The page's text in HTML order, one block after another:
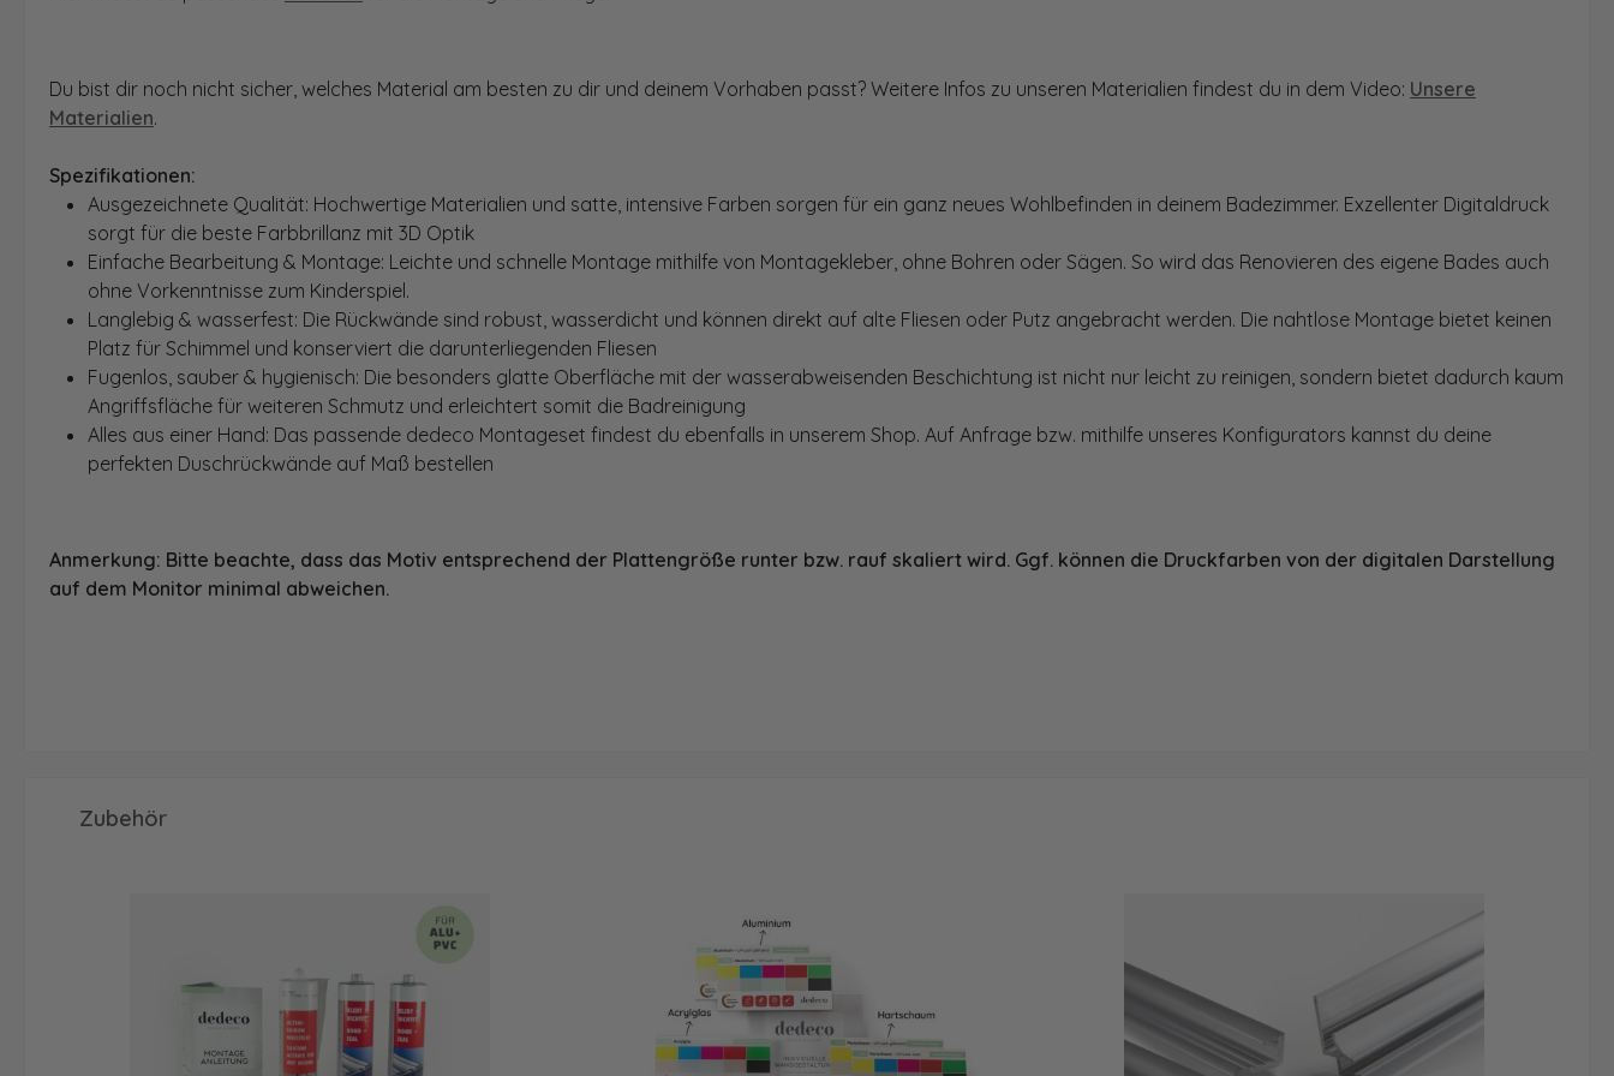
Du bist dir noch nicht sicher, welches Material am besten zu dir und deinem Vorhaben passt? Weitere Infos zu unseren Materialien findest du in dem Video: Unsere
Materialien.
Spezifikationen:
Ausgezeichnete Qualität: Hochwertige Materialien und satte, intensive Farben sorgen für ein ganz neues Wohlbefinden in deinem Badezimmer. Exzellenter Digitaldruck
sorgt für die beste Farbbrillanz mit 3D Optik
Einfache Bearbeitung & Montage: Leichte und schnelle Montage mithilfe von Montagekleber, ohne Bohren oder Sägen. So wird das Renovieren des eigene Bades auch
ohne Vorkenntnisse zum Kinderspiel.
Langlebig & wasserfest: Die Rückwände sind robust, wasserdicht und können direkt auf alte Fliesen oder Putz angebracht werden. Die nahtlose Montage bietet keinen
Platz für Schimmel und konserviert die darunterliegenden Fliesen
Fugenlos, sauber & hygienisch: Die besonders glatte Oberfläche mit der wasserabweisenden Beschichtung ist nicht nur leicht zu reinigen, sondern bietet dadurch kaum
Angriffsfläche für weiteren Schmutz und erleichtert somit die Badreinigung
Alles aus einer Hand: Das passende dedeco Montageset findest du ebenfalls in unserem Shop. Auf Anfrage bzw. mithilfe unseres Konfigurators kannst du deine
perfekten Duschrückwände auf Maß bestellen
Anmerkung: Bitte beachte, dass das Motiv entsprechend der Plattengröße runter bzw. rauf skaliert wird. Ggf. können die Druckfarben von der digitalen Darstellung
auf dem Monitor minimal abweichen.
Produktgalerie überspringen
Zubehör